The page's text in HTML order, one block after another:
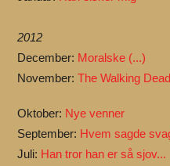
2012
December: Moralske (...)
November:The Walking Dead
Oktober: Nye venner
September: Hvem sagde
Juli: Han tror han er så sjov...